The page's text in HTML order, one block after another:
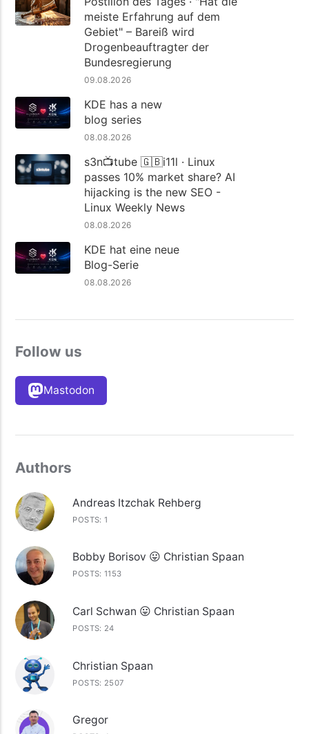
meiste Erfahrung auf dem
Gebiet" – Bareiß wird
Drogenbeauftragter der
Bundesregierung
09.08.2026
KDE has a new
blog series
08.08.2026
s3n📺tube 🇬🇧i11l · Linux
passes 10% market share? AI
hijacking is the new SEO -
Linux Weekly News
08.08.2026
KDE hat eine neue
Blog-Serie
08.08.2026
Follow us
Mastodon
Authors
Andreas Itzchak Rehberg
POSTS: 1
Bobby Borisov 😛 Christian Spaan
POSTS: 1153
Carl Schwan 😛 Christian Spaan
POSTS: 24
Christian Spaan
POSTS: 2507
Gregor